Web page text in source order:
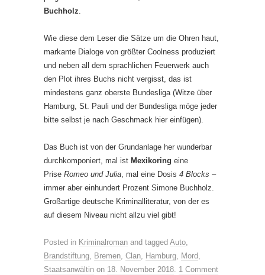
Buchholz.
Wie diese dem Leser die Sätze um die Ohren haut,
markante Dialoge von größter Coolness produziert
und neben all dem sprachlichen Feuerwerk auch
den Plot ihres Buchs nicht vergisst, das ist
mindestens ganz oberste Bundesliga (Witze über
Hamburg, St. Pauli und der Bundesliga möge jeder
bitte selbst je nach Geschmack hier einfügen).
Das Buch ist von der Grundanlage her wunderbar
durchkomponiert, mal ist Mexikoring eine
Prise Romeo und Julia, mal eine Dosis 4 Blocks –
immer aber einhundert Prozent Simone Buchholz.
Großartige deutsche Kriminalliteratur, von der es
auf diesem Niveau nicht allzu viel gibt!
Posted in Kriminalroman and tagged Auto,
Brandstiftung, Bremen, Clan, Hamburg, Mord,
Staatsanwältin on 18. November 2018. 1 Comment